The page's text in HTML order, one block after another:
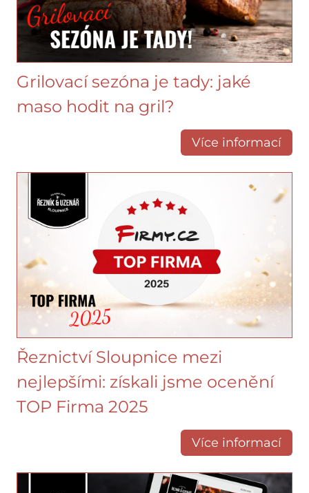
Grilovací sezóna je tady: jaké
maso hodit na gril?
Více informací
Řeznictví Sloupnice mezi
nejlepšími: získali jsme ocenění
TOP Firma 2025
Více informací